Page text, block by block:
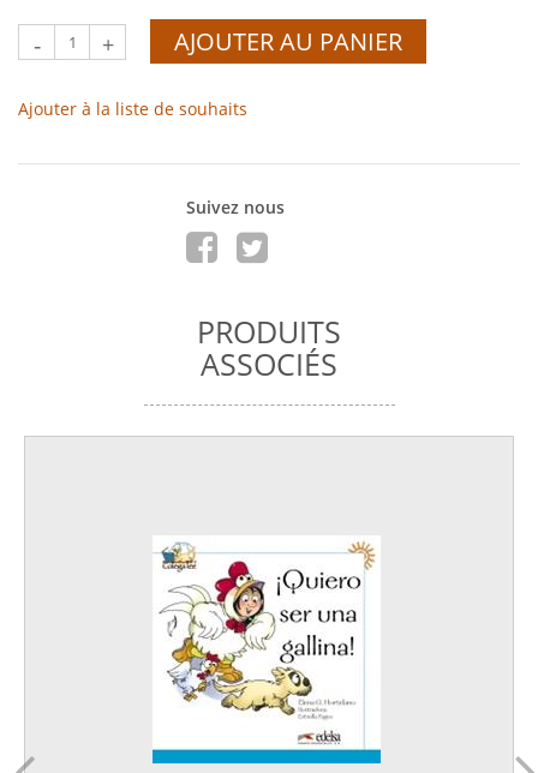
- + AJOUTER AU PANIER
Ajouter à la liste de souhaits
Suivez nous
PRODUITS
ASSOCIÉS